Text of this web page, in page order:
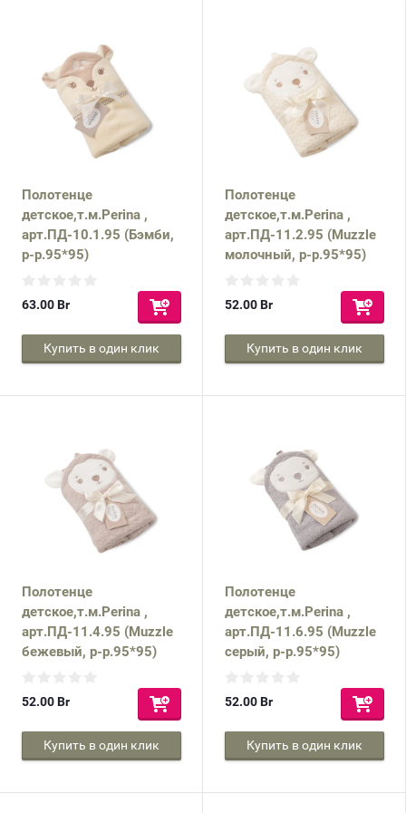
Полотенце
детское,т.м.Perina ,
арт.ПД-10.1.95 (Бэмби,
р-р.95*95)
63.00Br
Купить в один клик
Полотенце
детское,т.м.Perina ,
арт.ПД-11.2.95 (Muzzle
молочный, р-р.95*95)
52.00Br
Купить в один клик
Полотенце
детское,т.м.Perina ,
арт.ПД-11.4.95 (Muzzle
бежевый, р-р.95*95)
52.00Br
Купить в один клик
Полотенце
детское,т.м.Perina ,
арт.ПД-11.6.95 (Muzzle
серый, р-р.95*95)
52.00Br
Купить в один клик